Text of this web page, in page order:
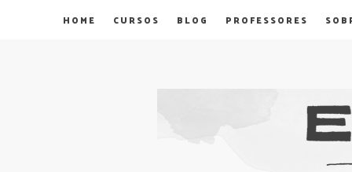
HOME CURSOS BLOG PROFESSORES